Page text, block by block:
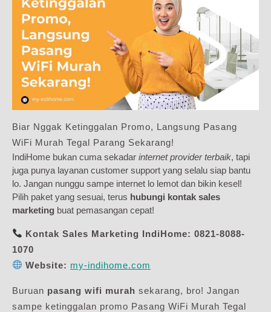
Biar Nggak Ketinggalan Promo, Langsung Pasang
WiFi Murah Tegal Parang Sekarang!
IndiHome bukan cuma sekadar internet provider terbaik, tapi
juga punya layanan customer support yang selalu siap bantu
lo. Jangan nunggu sampe internet lo lemot dan bikin kesel!
Pilih paket yang sesuai, terus hubungi kontak sales
marketing buat pemasangan cepat!
Kontak Sales Marketing IndiHome: 0821-8088-
1070
Website: my-indihome.com
Buruan pasang wifi murah sekarang, bro! Jangan
sampe ketinggalan promo Pasang WiFi Murah Tegal